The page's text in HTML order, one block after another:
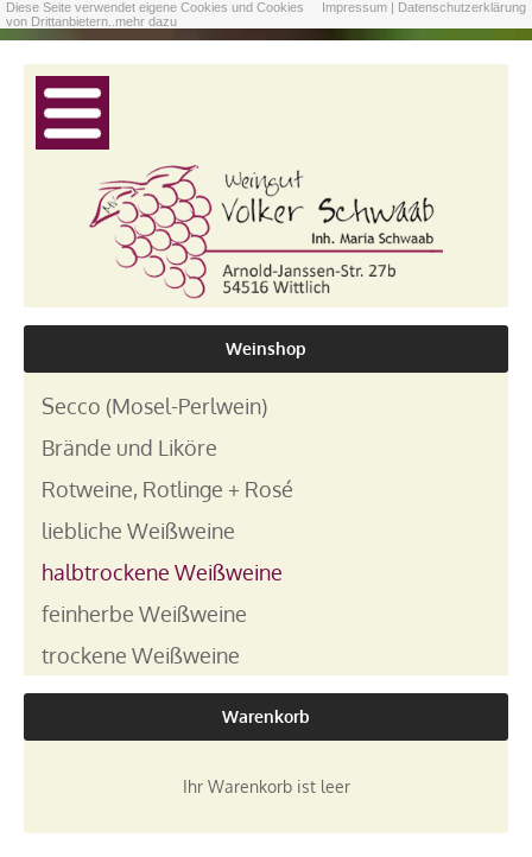
Impressum | Datenschutzerklärung
Diese Seite verwendet eigene Cookies und Cookies
von Drittanbietern.. mehr dazu
Weinshop
Secco (Mosel-Perlwein)
Brände und Liköre
Rotweine, Rotlinge + Rosé
liebliche Weißweine
halbtrockene Weißweine
feinherbe Weißweine
trockene Weißweine
Warenkorb
Ihr Warenkorb ist leer